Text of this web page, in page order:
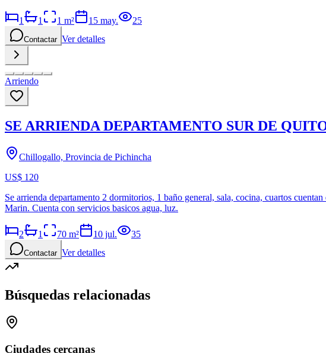
1 1 1 m² 15 may. 25
Contactar Ver detalles
Arriendo
SE ARRIENDA DEPARTAMENTO SUR DE
Chillogallo, Provincia de Pichincha
US$ 120
Se arrienda departamento 2 dormitorios, 1 baño general, sala, cocina, cuartos
Marin. Cuenta con servicios basicos agua, luz.
2 1 70 m² 10 jul. 35
Contactar Ver detalles
Búsquedas relacionadas
Ciudades cercanas